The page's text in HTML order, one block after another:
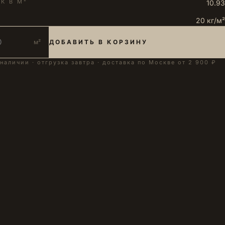
В М² 10.93
20 кг/м²
м² ДОБАВИТЬ В КОРЗИНУ
· отгрузка завтра · доставка по Москве от 2 900 ₽